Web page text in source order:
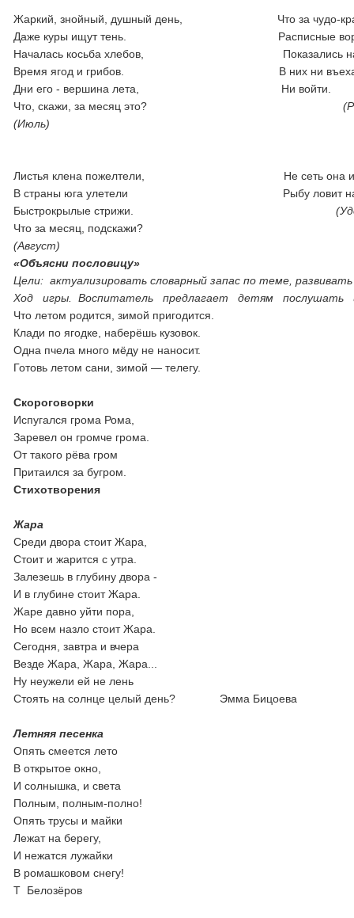
Жаркий, знойный, душный день, Что за чудо-
Даже куры ищут тень. Расписные
Началась косьба хлебов, Показались на
Время ягод и грибов. В них ни
Дни его - вершина лета, Ни войти.
Что, скажи, за месяц это?
(Июль)
Листья клена пожелтели, Не сеть
В страны юга улетели Рыбу ловит на
Быстрокрылые стрижи.
Что за месяц, подскажи?
(Август)
«Объясни пословицу»
Цели: актуализировать словарный запас по теме, развивать
Ход игры. Воспитатель предлагает детям послушать и
Что летом родится, зимой пригодится.
Клади по ягодке, наберёшь кузовок.
Одна пчела много мёду не наносит.
Готовь летом сани, зимой — телегу.
Скороговорки
Испугался грома Рома,
Заревел он громче грома.
От такого рёва гром
Притаился за бугром.
Стихотворения
Жара
Среди двора стоит Жара,
Стоит и жарится с утра.
Залезешь в глубину двора -
И в глубине стоит Жара.
Жаре давно уйти пора,
Но всем назло стоит Жара.
Сегодня, завтра и вчера
Везде Жара, Жара, Жара...
Ну неужели ей не лень
Стоять на солнце целый день? Эмма Бицоева
Летняя песенка
Опять смеется лето
В открытое окно,
И солнышка, и света
Полным, полным-полно!
Опять трусы и майки
Лежат на берегу,
И нежатся лужайки
В ромашковом снегу!
Т Белозёров